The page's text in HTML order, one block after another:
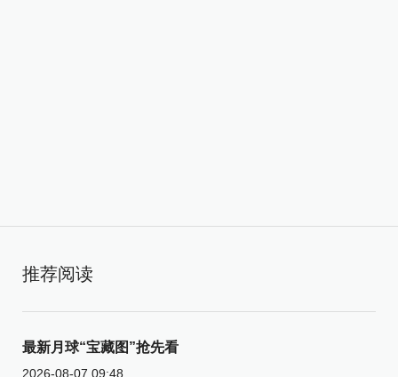
推荐阅读
最新月球“宝藏图”抢先看
2026-08-07 09:48